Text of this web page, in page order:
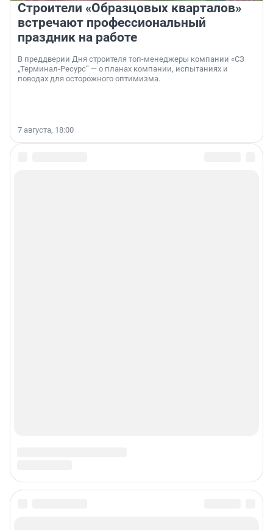
Строители «Образцовых кварталов»
встречают профессиональный
праздник на работе
В преддверии Дня строителя топ-менеджеры компании «СЗ
„Терминал-Ресурс“ — о планах компании, испытаниях и
поводах для осторожного оптимизма.
7 августа, 18:00